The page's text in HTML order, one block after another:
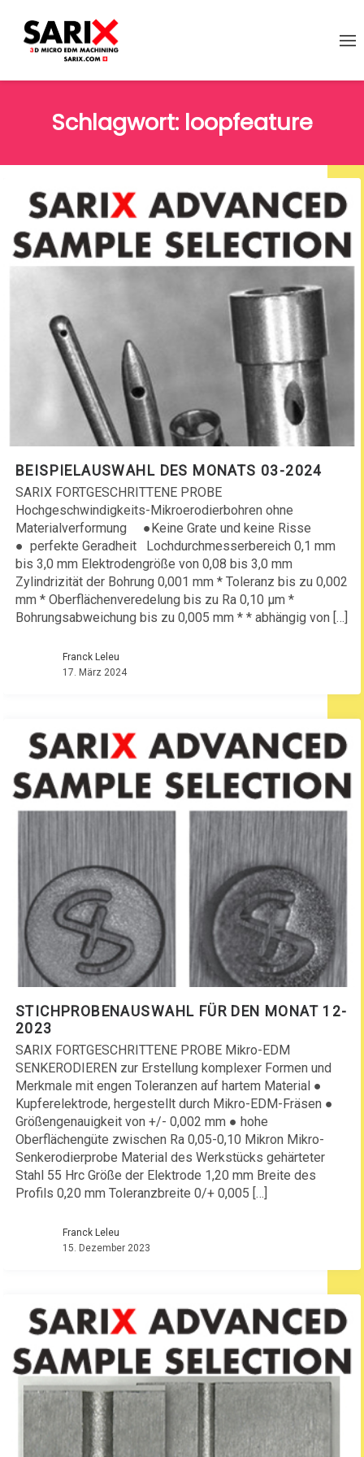
Schlagwort: loopfeature
BEISPIELAUSWAHL DES MONATS 03-2024
SARIX FORTGESCHRITTENE PROBE
Hochgeschwindigkeits-Mikroerodierbohren ohne
Materialverformung ●Keine Grate und keine Risse
● perfekte Geradheit Lochdurchmesserbereich 0,1 mm
bis 3,0 mm Elektrodengröße von 0,08 bis 3,0 mm
Zylindrizität der Bohrung 0,001 mm * Toleranz bis zu 0,002
mm * Oberflächenveredelung bis zu Ra 0,10 μm *
Bohrungsabweichung bis zu 0,005 mm * * abhängig von […]
Franck Leleu
17. März 2024
STICHPROBENAUSWAHL FÜR DEN MONAT 12-
2023
SARIX FORTGESCHRITTENE PROBE Mikro-EDM
SENKERODIEREN zur Erstellung komplexer Formen und
Merkmale mit engen Toleranzen auf hartem Material ●
Kupferelektrode, hergestellt durch Mikro-EDM-Fräsen ●
Größengenauigkeit von +/- 0,002 mm ● hohe
Oberflächengüte zwischen Ra 0,05-0,10 Mikron Mikro-
Senkerodierprobe Material des Werkstücks gehärteter
Stahl 55 Hrc Größe der Elektrode 1,20 mm Breite des
Profils 0,20 mm Toleranzbreite 0/+ 0,005 […]
Franck Leleu
15. Dezember 2023